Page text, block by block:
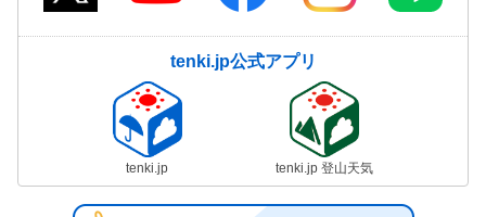
tenki.jp公式アプリ
tenki.jp tenki.jp 登山天気